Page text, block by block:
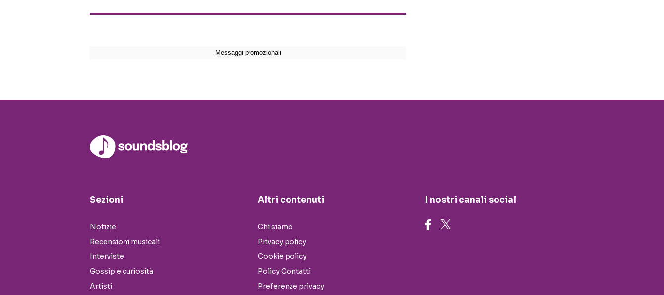
Sezioni
Notizie
Recensioni musicali
Interviste
Gossip e curiosità
Artisti
Altri contenuti
Chi siamo
Privacy policy
Cookie policy
Policy Contatti
Preferenze privacy
I nostri canali social